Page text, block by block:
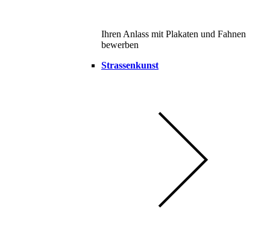
Ihren Anlass mit Plakaten und Fahnen
bewerben
Strassenkunst